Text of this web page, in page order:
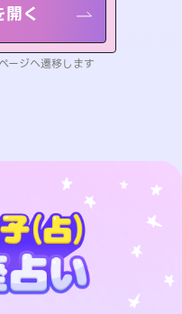
く
ージへ遷移します